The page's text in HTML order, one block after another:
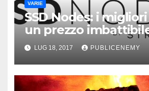
VARIE
SSD Nodes: i migliori
un prezzo
LUG 18, 2017 PUBLICENEMY